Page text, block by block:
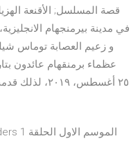
قصة المسلسل; الأقنعة
و زعيم العصابة توماس
٢٥ أغسطس،